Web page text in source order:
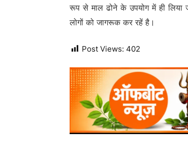
रूप से माल ढोने के उपयोग में ही लिया
लोगों को जागरूक कर रहें है।
Post Views: 402